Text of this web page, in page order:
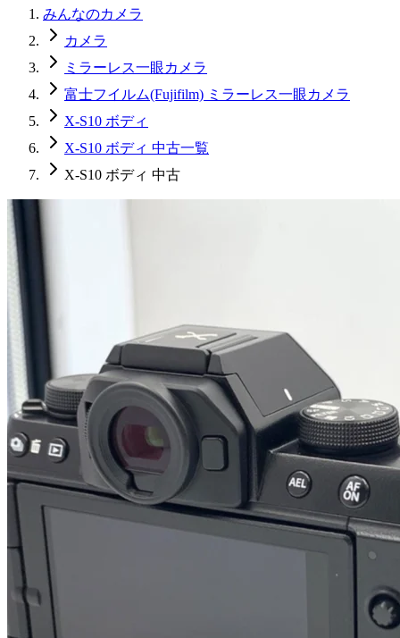
みんなのカメラ
カメラ
ミラーレス一眼カメラ
富士フイルム(Fujifilm) ミラーレス一眼カメラ
X-S10 ボディ
X-S10 ボディ 中古一覧
X-S10 ボディ 中古